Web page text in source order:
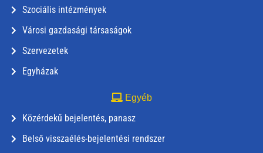
Szociális intézmények
Városi gazdasági társaságok
Szervezetek
Egyházak
Egyéb
Közérdekű bejelentés, panasz
Belső visszaélés-bejelentési rendszer